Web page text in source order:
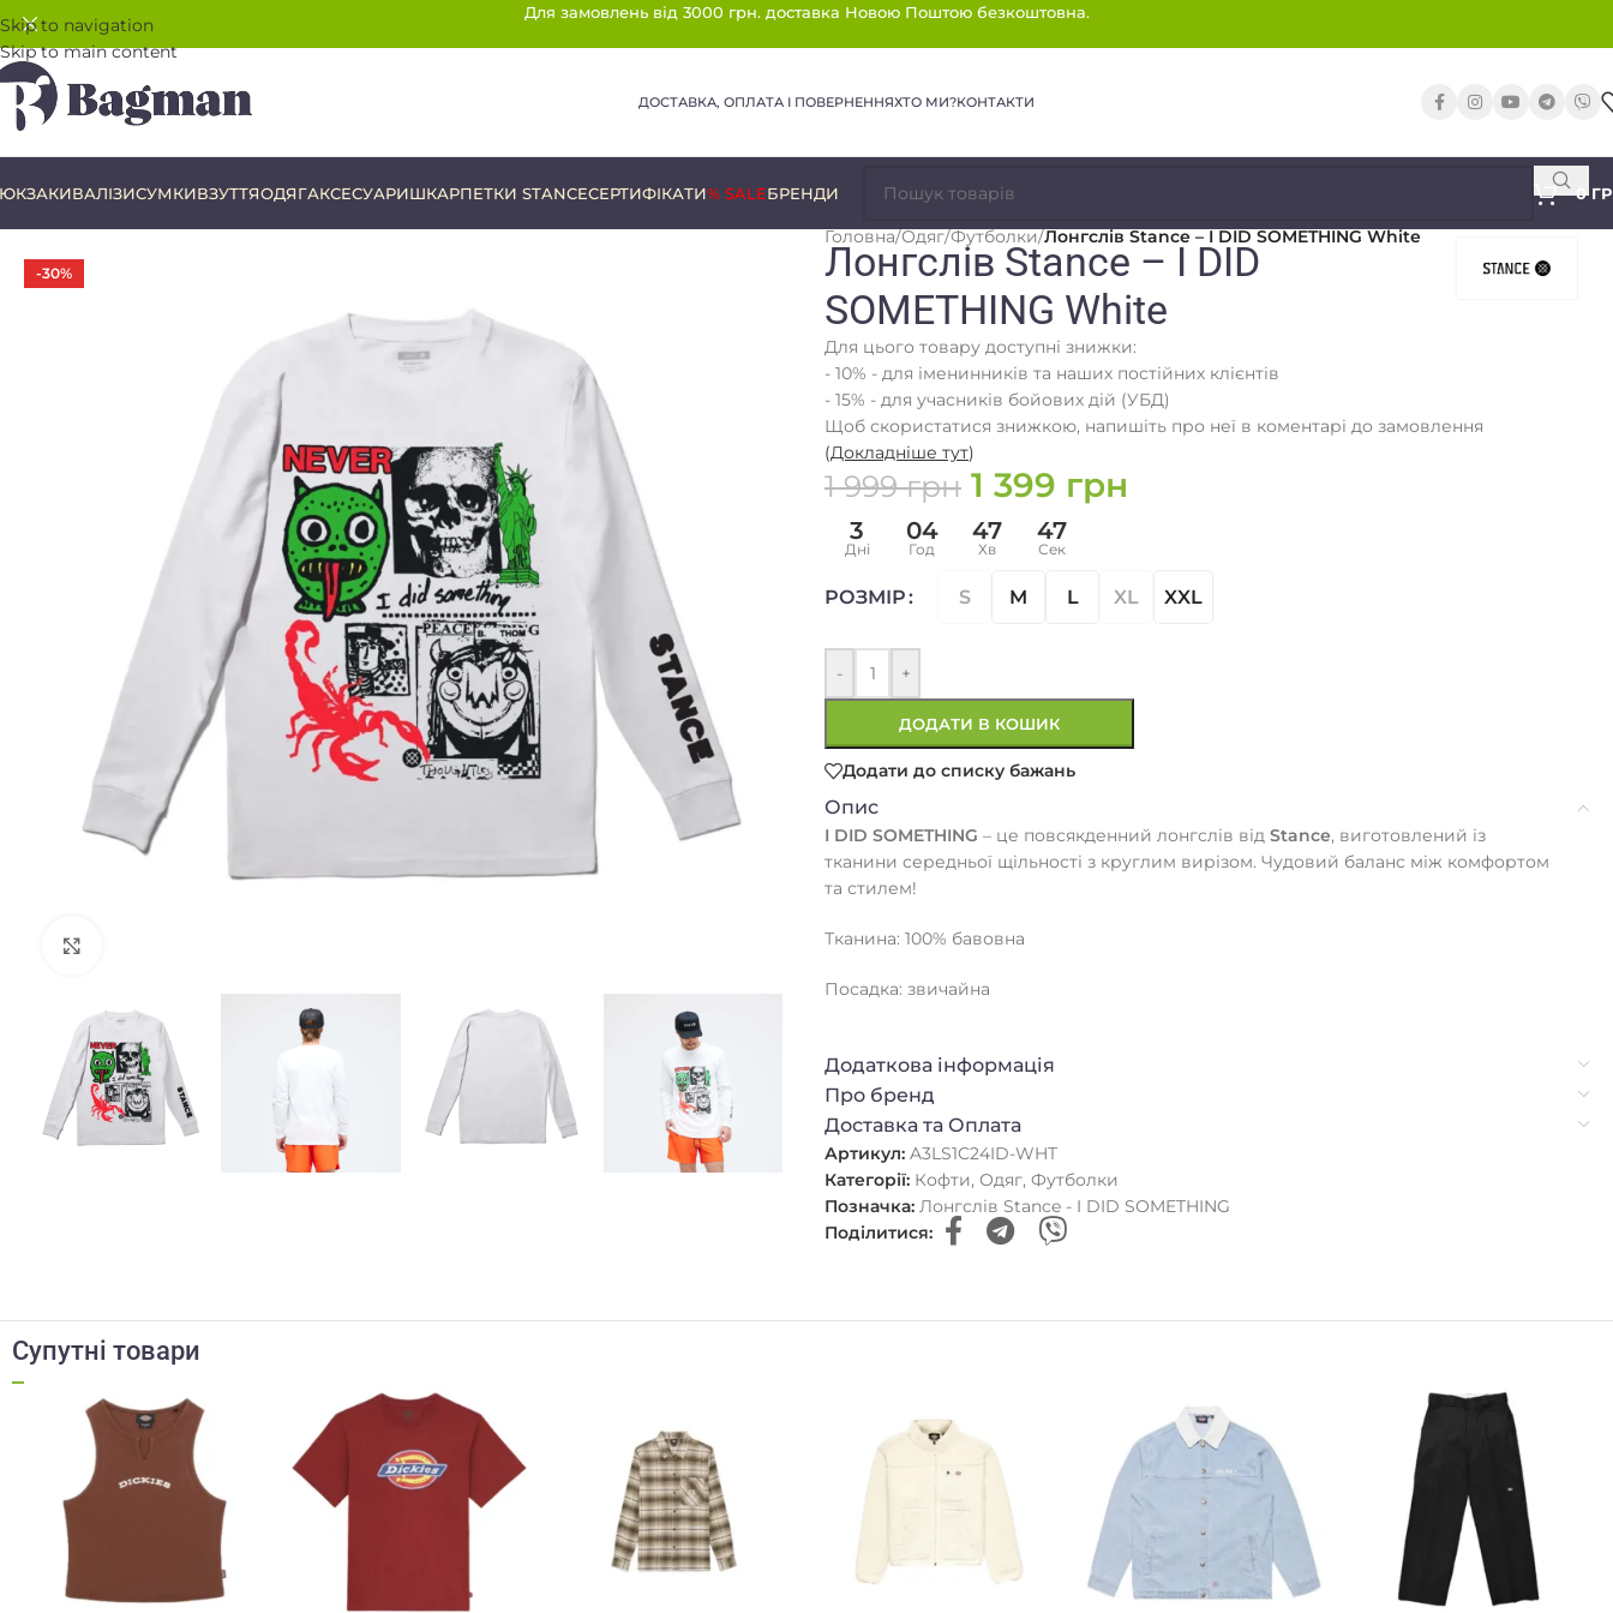
Skip to navigation
Skip to main content
Для замовлень від 3000 грн. доставка Новою Поштою безкоштовна.
ДОСТАВКА, ОПЛАТА І ПОВЕРНЕННЯХТО МИ?КОНТАКТИ
ВАЛІЗИСУМКИВЗУТТЯОДЯГАКСЕСУАРИШКАРПЕТКИ STANCEСЕРТИФІКАТИ% SALEБРЕНДИ 0
-30%
Головна/Одяг/Футболки/Лонгслів Stance – I DID SOMETHING White
Лонгслів Stance – I DID
SOMETHING White
Для цього товару доступні знижки:
- 10% - для іменинників та наших постійних клієнтів
- 15% - для учасників бойових дій (УБД)
Щоб скористатися знижкою, напишіть про неї в коментарі до замовлення
(Докладніше тут)
1 999грн 1 399 грн
3
Дні
04
Год
47
Хв
47
Сек
РОЗМІР S M L XL XXL
- +
ДОДАТИ В КОШИК
Додати до списку бажань
Опис
I DID SOMETHING – це повсякденний лонгслів від Stance, виготовлений із
тканини середньої щільності з круглим вирізом. Чудовий баланс між комфортом
та стилем!
Тканина: 100% бавовна
Посадка: звичайна
Додаткова інформація
Про бренд
Доставка та Оплата
Артикул: A3LS1C24ID-WHT
Категорії: Кофти, Одяг, Футболки
Позначка: Лонгслів Stance - I DID SOMETHING
Поділитися:
Супутні товари